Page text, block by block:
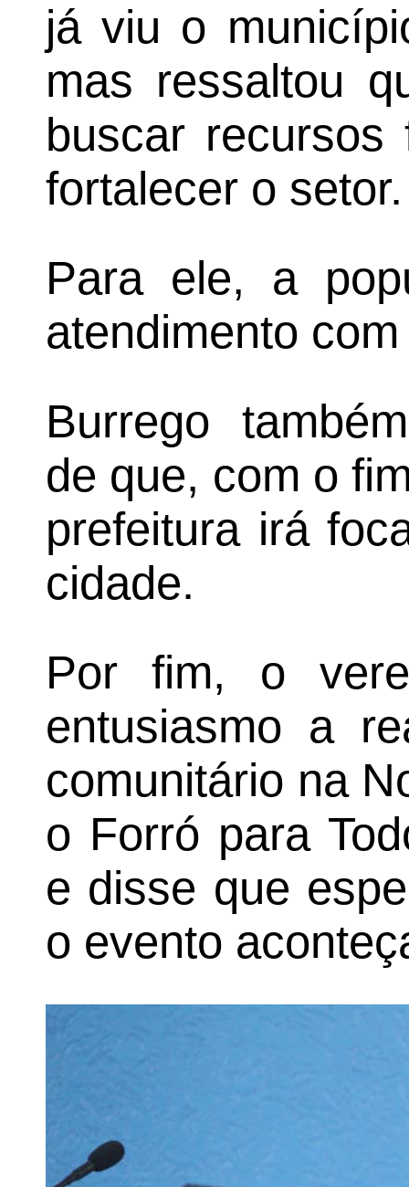
já viu o
mas ressaltou
buscar
fortalecer o setor.
Para ele, a
atendimento
Burrego
de que, com o
prefeitura irá
cidade.
Por fim, o
entusiasmo a
comunitário na
o Forró para
e disse que
o evento